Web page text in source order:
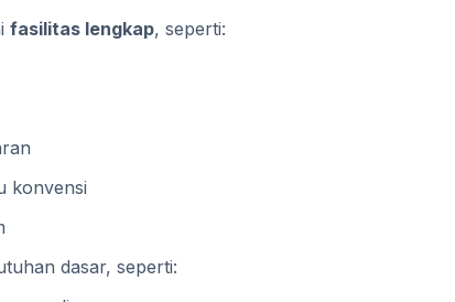
fasilitas lengkap, seperti:
konvensi
dasar, seperti: